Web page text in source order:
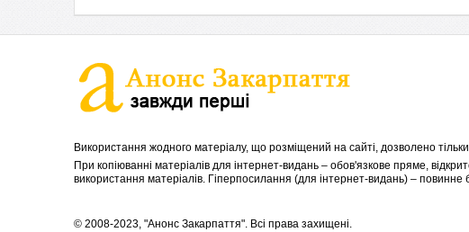
Використання жодного матеріалу, що розміщений на сайті, дозволено
При копіюванні матеріалів для інтернет-видань – обов'язкове пряме,
використання матеріалів. Гіперпосилання (для інтернет-видань) –
© 2008-2023, "Анонс Закарпаття". Всі права захищені.